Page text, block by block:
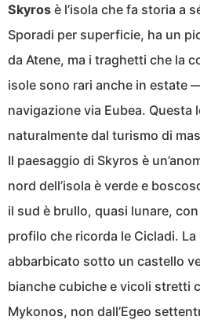
Skyros è l’isola che fa storia a
Sporadi per superficie, ha un
da Atene, ma i traghetti che la
isole sono rari anche in estate
navigazione via Eubea. Questa
naturalmente dal turismo di
Il paesaggio di Skyros è
nord dell’isola è verde e
il sud è brullo, quasi lunare,
profilo che ricorda le Cicladi. La
abbarbicato sotto un castello
bianche cubiche e vicoli stretti
Mykonos, non dall’Egeo